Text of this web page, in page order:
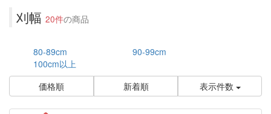
刈幅 20件の商品
80-89cm
90-99cm
100cm以上
価格順
新着順 表示件数